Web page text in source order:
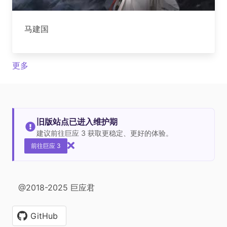
马建国
更多
旧版站点已进入维护期
建议前往巨应 3 获取更稳定、更好的体验。
前往巨应 3
@2018-2025 巨应君
GitHub